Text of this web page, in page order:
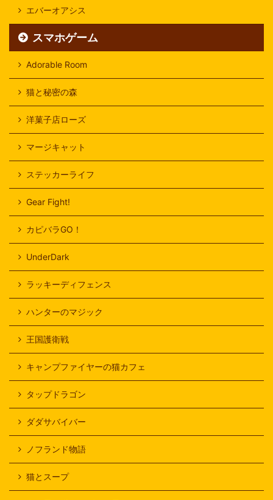
エバーオアシス
スマホゲーム
Adorable Room
猫と秘密の森
洋菓子店ローズ
マージキャット
ステッカーライフ
Gear Fight!
カピバラGO！
UnderDark
ラッキーディフェンス
ハンターのマジック
王国護衛戦
キャンプファイヤーの猫カフェ
タップドラゴン
ダダサバイバー
ノフランド物語
猫とスープ